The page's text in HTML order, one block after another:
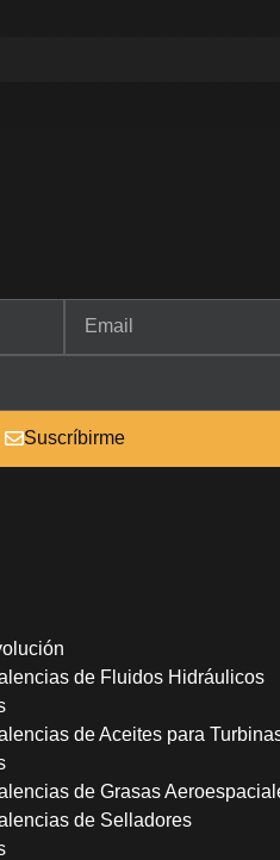
Suscríbirme
de Fluidos Hidráulicos
de Aceites para
de Grasas
de Selladores